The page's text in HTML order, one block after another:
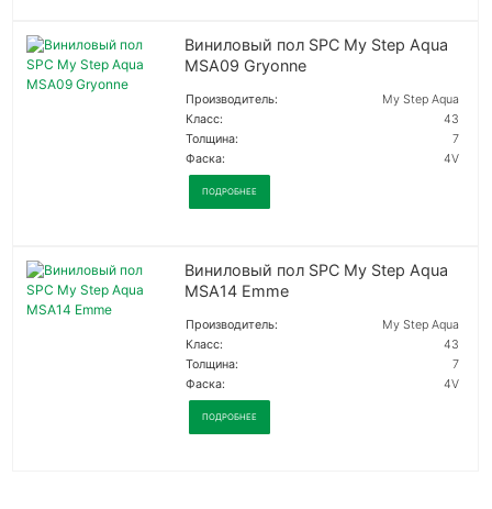
Виниловый пол SPC My Step Aqua
MSA09 Gryonne
Производитель:
My Step Aqua
Класс:
43
Толщина:
7
Фаска:
4V
ПОДРОБНЕЕ
Виниловый пол SPC My Step Aqua
MSA14 Emme
Производитель:
My Step Aqua
Класс:
43
Толщина:
7
Фаска:
4V
ПОДРОБНЕЕ